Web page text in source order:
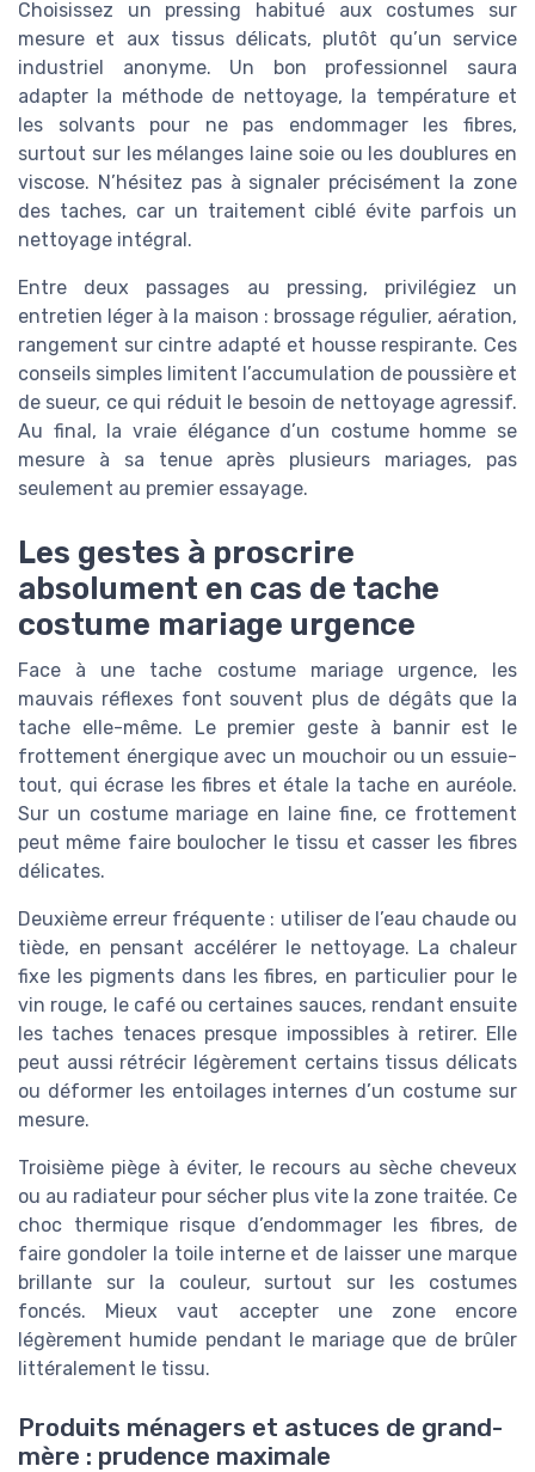
Choisissez un pressing habitué aux costumes sur
mesure et aux tissus délicats, plutôt qu’un service
industriel anonyme. Un bon professionnel saura
adapter la méthode de nettoyage, la température et
les solvants pour ne pas endommager les fibres,
surtout sur les mélanges laine soie ou les doublures en
viscose. N’hésitez pas à signaler précisément la zone
des taches, car un traitement ciblé évite parfois un
nettoyage intégral.
Entre deux passages au pressing, privilégiez un
entretien léger à la maison : brossage régulier, aération,
rangement sur cintre adapté et housse respirante. Ces
conseils simples limitent l’accumulation de poussière et
de sueur, ce qui réduit le besoin de nettoyage agressif.
Au final, la vraie élégance d’un costume homme se
mesure à sa tenue après plusieurs mariages, pas
seulement au premier essayage.
Les gestes à proscrire
absolument en cas de tache
costume mariage urgence
Face à une tache costume mariage urgence, les
mauvais réflexes font souvent plus de dégâts que la
tache elle-même. Le premier geste à bannir est le
frottement énergique avec un mouchoir ou un essuie-
tout, qui écrase les fibres et étale la tache en auréole.
Sur un costume mariage en laine fine, ce frottement
peut même faire boulocher le tissu et casser les fibres
délicates.
Deuxième erreur fréquente : utiliser de l’eau chaude ou
tiède, en pensant accélérer le nettoyage. La chaleur
fixe les pigments dans les fibres, en particulier pour le
vin rouge, le café ou certaines sauces, rendant ensuite
les taches tenaces presque impossibles à retirer. Elle
peut aussi rétrécir légèrement certains tissus délicats
ou déformer les entoilages internes d’un costume sur
mesure.
Troisième piège à éviter, le recours au sèche cheveux
ou au radiateur pour sécher plus vite la zone traitée. Ce
choc thermique risque d’endommager les fibres, de
faire gondoler la toile interne et de laisser une marque
brillante sur la couleur, surtout sur les costumes
foncés. Mieux vaut accepter une zone encore
légèrement humide pendant le mariage que de brûler
littéralement le tissu.
Produits ménagers et astuces de grand-
mère : prudence maximale